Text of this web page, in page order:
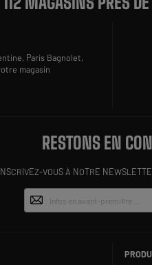
Paris Bagnolet,
magasin
RESTONS EN
VOUS À NOTRE